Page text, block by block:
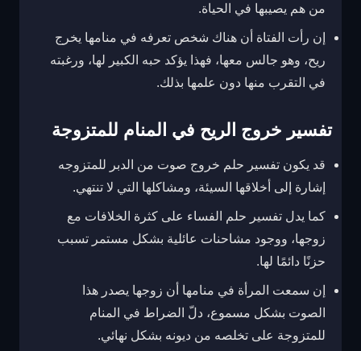
من هم يصيبها في الحياة.
إن رأت الفتاة أن هناك شخص تعرفه في منامها يخرج
ريح، وهو جالس معها، فهذا يؤكد حبه الكبير لها، ورغبته
في التقرب منها دون علمها بذلك.
تفسير خروج الريح في المنام للمتزوجة
قد يكون تفسير حلم خروج صوت من الدبر للمتزوجه
إشارة إلى أخلاقها السيئة، ومشاكلها التي لا تنتهي.
كما يدل تفسير حلم الفساء على كثرة الخلافات مع
زوجها، ووجود مشاحنات عائلية بشكل مستمر تسبب
حزنًا دائمًا لها.
إن سمعت المرأة في منامها أن زوجها يصدر هذا
الصوت بشكل مسموع، دلّ الضراط في المنام
للمتزوجة على تخلصه من ديونه بشكل نهائي.